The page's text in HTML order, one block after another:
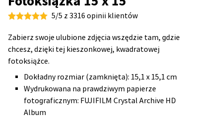
5/5 z 3316 opinii klientów
Zabierz swoje ulubione zdjęcia wszędzie tam, gdzie
chcesz, dzięki tej kieszonkowej, kwadratowej
fotoksiążce.
Dokładny rozmiar (zamknięta): 15,1 x 15,1 cm
Wydrukowana na prawdziwym papierze
fotograficznym: FUJIFILM Crystal Archive HD
Album